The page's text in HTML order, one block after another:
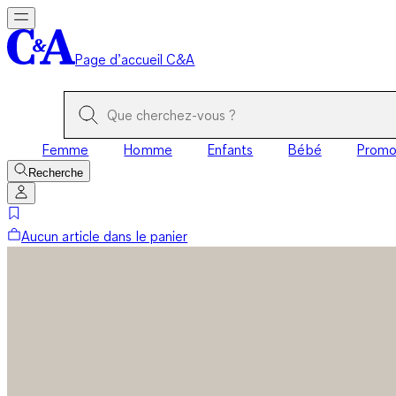
Page d’accueil C&A
Femme Homme Enfants Bébé
Recherche
Aucun article dans le panier